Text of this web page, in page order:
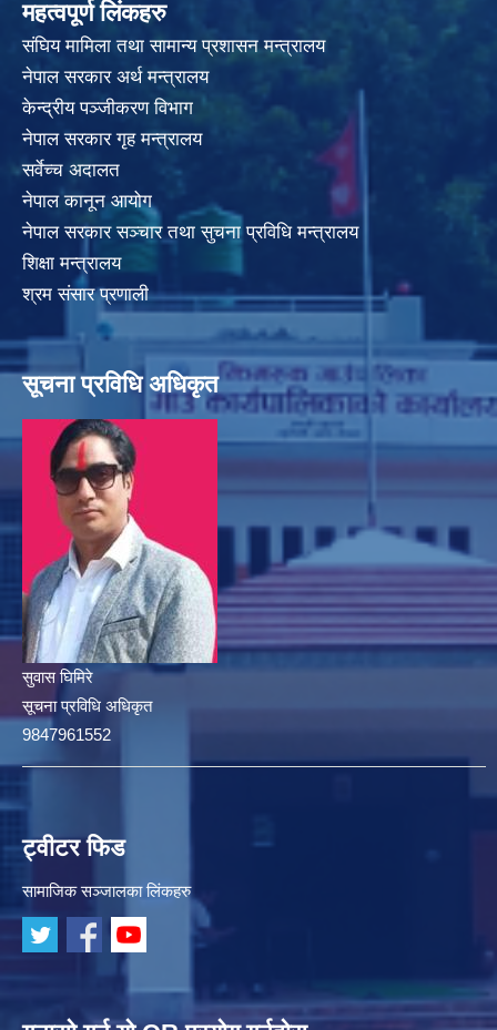
महत्वपूर्ण लिंकहरु
संघिय मामिला तथा सामान्य प्रशासन मन्त्रालय
नेपाल सरकार अर्थ मन्त्रालय
केन्द्रीय पञ्जीकरण विभाग
नेपाल सरकार गृह मन्त्रालय
सर्वेच्च अदालत
नेपाल कानून आयोग
नेपाल सरकार सञ्चार तथा सुचना प्रविधि मन्त्रालय
शिक्षा मन्त्रालय
श्रम संसार प्रणाली
सूचना प्रविधि अधिकृत
सुवास घिमिरे
सूचना प्रविधि अधिकृत
9847961552
ट्वीटर फिड
सामाजिक सञ्जालका लिंकहरु